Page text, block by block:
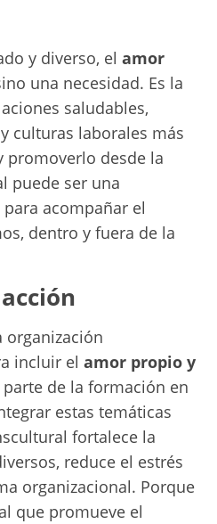
y diverso, el amor
una necesidad. Es la
saludables,
culturas laborales más
promoverlo desde la
puede ser una
acompañar el
dentro y fuera de la
organización
incluir el amor propio y
de la formación en
estas temáticas
fortalece la
reduce el estrés
organizacional. Porque
que promueve el